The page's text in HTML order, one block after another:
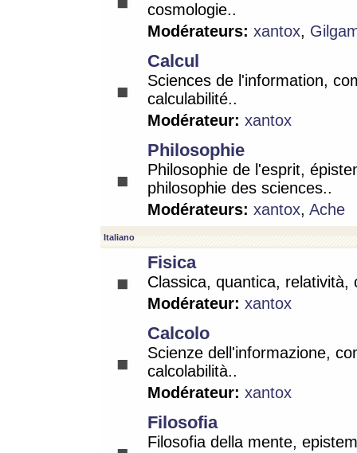
cosmologie..
Modérateurs: xantox,
Calcul
Sciences de l'information,
calculabilité..
Modérateur: xantox
Philosophie
Philosophie de l'esprit,
philosophie des sciences..
Modérateurs: xantox, Ache
Italiano
Fisica
Classica, quantica, relatività,
Modérateur: xantox
Calcolo
Scienze dell'informazione,
calcolabilità..
Modérateur: xantox
Filosofia
Filosofia della mente,